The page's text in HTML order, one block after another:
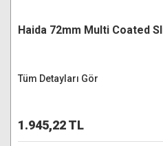
Haida 72mm Multi Coated
Tüm Detayları Gör
1.945,22 TL